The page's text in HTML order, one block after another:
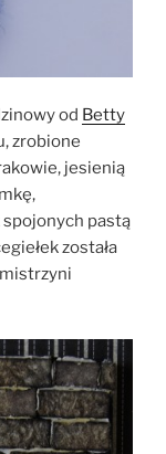
od Betty
zrobione
jesienią
spojonych pastą
została